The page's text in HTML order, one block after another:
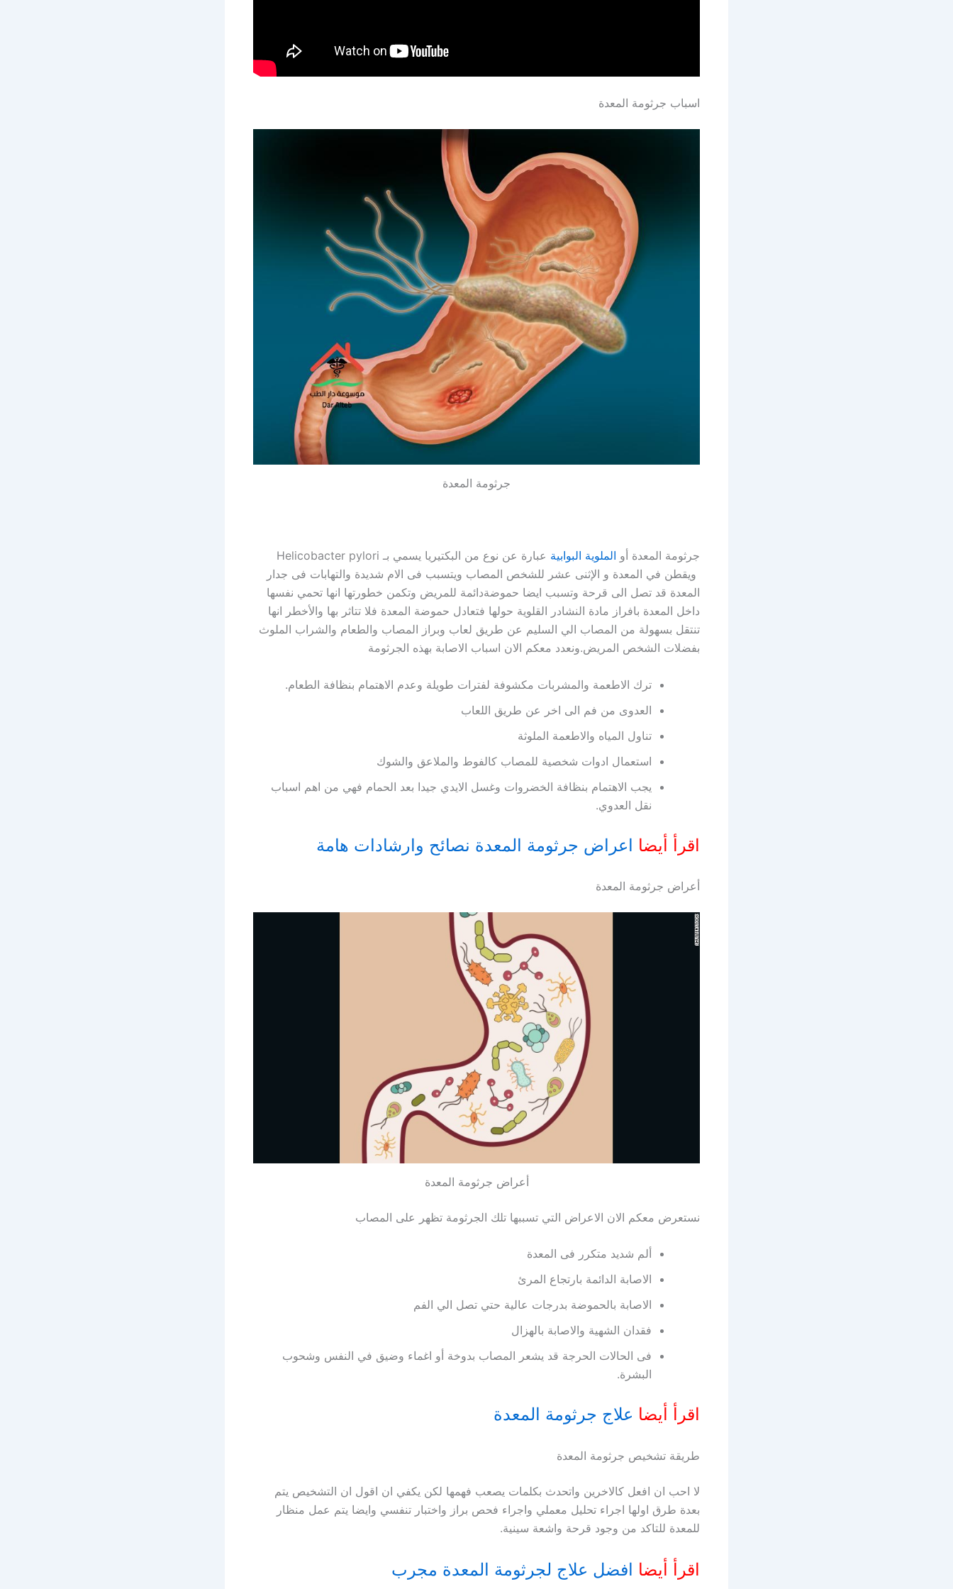
اسباب جرثومة المعدة
جرثومة المعدة
جرثومة المعدة أو الملوية البوابية
عبارة عن نوع من البكتيريا يسمي بـ Helicobacter pylori
ويقطن في المعدة و الإثنى عشر للشخص المصاب ويتسبب فى الام شديدة والتهابات فى جدار
المعدة قد تصل الى قرحة وتسبب ايضا حموضةدائمة للمريض وتكمن خطورتها انها تحمي نفسها
داخل المعدة بافراز مادة النشادر القلوية حولها فتعادل حموضة المعدة فلا تتاثر بها والأخطر انها
تنتقل بسهولة من المصاب الي السليم عن طريق لعاب وبراز المصاب والطعام والشراب الملوث
بفضلات الشخص المريض.ونعدد معكم الان اسباب الاصابة بهذه الجرثومة
ترك الاطعمة والمشربات مكشوفة لفترات طويلة وعدم الاهتمام بنظافة الطعام.
العدوى من فم الى اخر عن طريق اللعاب
تناول المياه والاطعمة الملوثة
استعمال ادوات شخصية للمصاب كالفوط والملاعق والشوك
يجب الاهتمام بنظافة الخضروات وغسل الايدي جيدا بعد الحمام فهي من اهم اسباب
نقل العدوي.
اقرأ أيضا اعراض جرثومة المعدة نصائح وارشادات هامة
أعراض جرثومة المعدة
أعراض جرثومة المعدة
نستعرض معكم الان الاعراض التي تسببها تلك الجرثومة تظهر على المصاب
ألم شديد متكرر فى المعدة
الاصابة الدائمة بارتجاع المرئ
الاصابة بالحموضة بدرجات عالية حتي تصل الي الفم
فقدان الشهية والاصابة بالهزال
فى الحالات الحرجة قد يشعر المصاب بدوخة أو اغماء وضيق في النفس وشحوب
البشرة.
اقرأ أيضا علاج جرثومة المعدة
طريقة تشخيص جرثومة المعدة
لا احب ان افعل كالاخرين واتحدث بكلمات يصعب فهمها لكن يكفي ان اقول ان التشخيص يتم
بعدة طرق اولها اجراء تحليل معملي واجراء فحص براز واختبار تنفسي وايضا يتم عمل منظار
للمعدة للتاكد من وجود قرحة واشعة سينية.
اقرأ أيضا افضل علاج لجرثومة المعدة مجرب